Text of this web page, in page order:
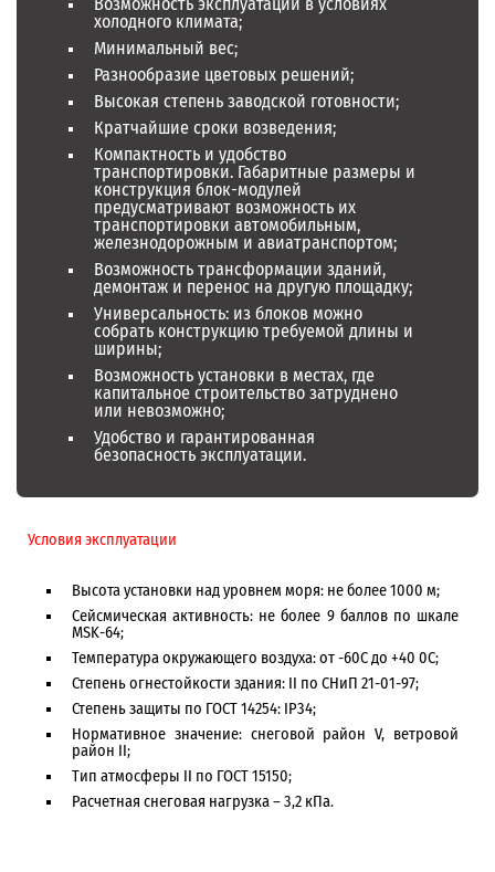
холодного климата;
Минимальный вес;
Разнообразие цветовых решений;
Высокая степень заводской готовности;
Кратчайшие сроки возведения;
Компактность и удобство
транспортировки. Габаритные размеры и
конструкция блок-модулей
предусматривают возможность их
транспортировки автомобильным,
железнодорожным и авиатранспортом;
Возможность трансформации зданий,
демонтаж и перенос на другую площадку;
Универсальность: из блоков можно
собрать конструкцию требуемой длины и
ширины;
Возможность установки в местах, где
капитальное строительство затруднено
или невозможно;
Удобство и гарантированная
безопасность эксплуатации.
Условия эксплуатации
Высота установки над уровнем моря: не более 1000 м;
Сейсмическая активность: не более 9 баллов по шкале
MSK-64;
Температура окружающего воздуха: от -60С до +40 0С;
Степень огнестойкости здания: II по СНиП 21-01-97;
Степень защиты по ГОСТ 14254: IP34;
Нормативное значение: снеговой район V, ветровой
район II;
Тип атмосферы II по ГОСТ 15150;
Расчетная снеговая нагрузка – 3,2 кПа.